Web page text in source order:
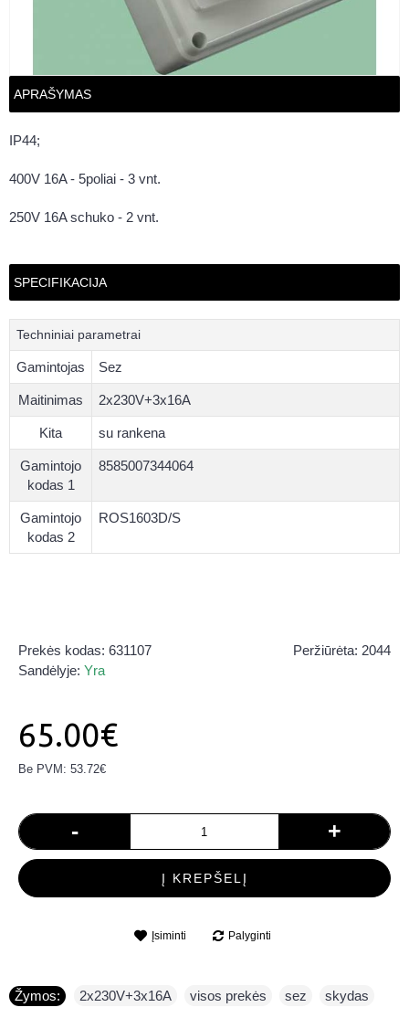
APRAŠYMAS
IP44;
400V 16A - 5poliai - 3 vnt.
250V 16A schuko - 2 vnt.
SPECIFIKACIJA
Techniniai parametrai
Gamintojas Sez
Maitinimas 2x230V+3x16A
Kita su rankena
Gamintojo
kodas 1
8585007344064
Gamintojo
kodas 2
ROS1603D/S
Peržiūrėta: 2044
Prekės kodas: 631107
Sandėlyje: Yra
65.00€
Be PVM: 53.72€
- +
Į KREPŠELĮ
Įsiminti Palyginti
Žymos: 2x230V+3x16A visos prekės sez skydas